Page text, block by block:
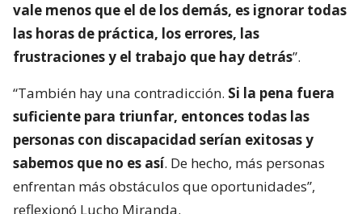
vale menos que el de los demás, es ignorar todas
las horas de práctica, los errores, las
frustraciones y el trabajo que hay detrás”.
“También hay una contradicción. Si la pena fuera
suficiente para triunfar, entonces todas las
personas con discapacidad serían exitosas y
sabemos que no es así. De hecho, más personas
enfrentan más obstáculos que oportunidades”,
reflexionó Lucho Miranda.